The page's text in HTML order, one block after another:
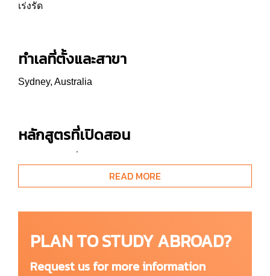
เร่งรัด
ทำเลที่ตั้งและสาขา
Sydney, Australia
หลักสูตรที่เปิดสอน
Intensive General English
Premium English
ภาษาอังกฤษทั่วไปและภาษาอังกฤษเชิงธุรกิจ (General +
READ MORE
PLAN TO STUDY ABROAD?
Request us for more information